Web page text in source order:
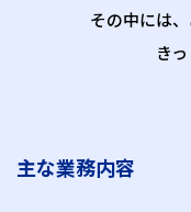
その中には
き
主な業務内容